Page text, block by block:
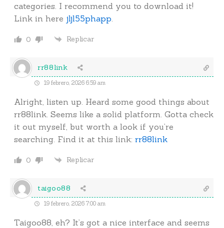
categories. I recommend you to download it!
Link in here jljl55phapp
0 Replicar
rr88link
19 febrero, 2026 6:59 am
Alright, listen up. Heard some good things about
rr88link. Seems like a solid platform. Gotta check
it out myself, but worth a look if you’re
searching. Find it at this link: rr88link
0 Replicar
taigoo88
19 febrero, 2026 7:00 am
Taigoo88, eh? It’s got a nice interface and seems